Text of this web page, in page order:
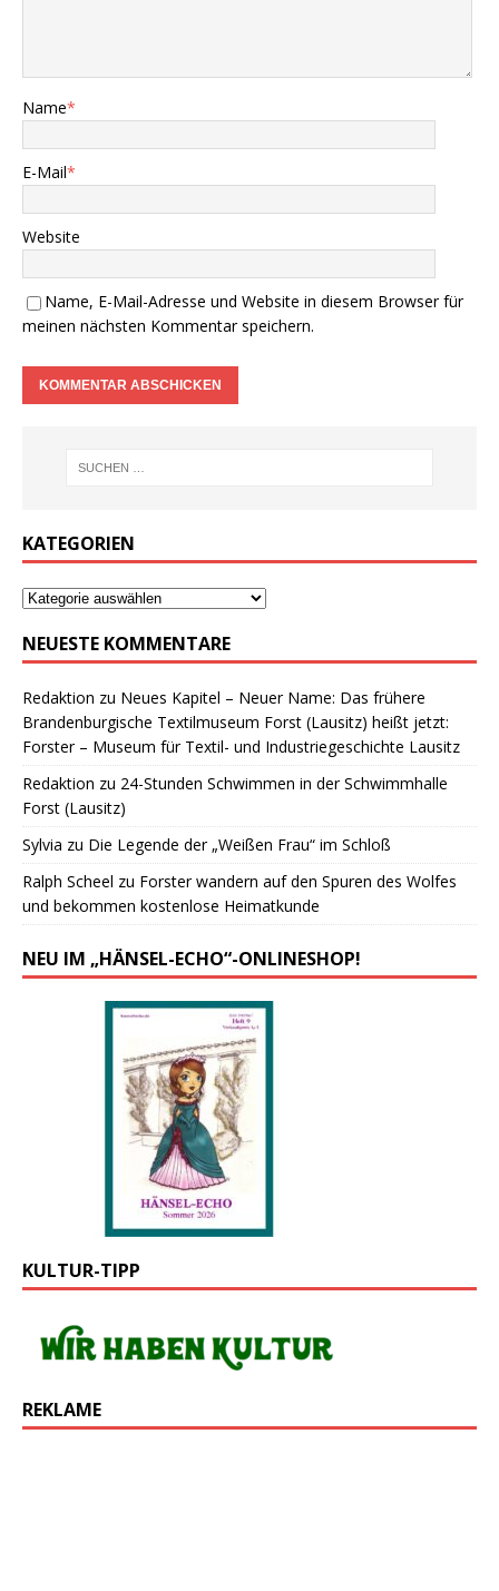
Name*
E-Mail*
Website
Name, E-Mail-Adresse und Website in diesem Browser für
meinen nächsten Kommentar speichern.
KATEGORIEN
NEUESTE KOMMENTARE
Redaktion zu Neues Kapitel – Neuer Name: Das frühere
Brandenburgische Textilmuseum Forst (Lausitz) heißt jetzt:
Forster – Museum für Textil- und Industriegeschichte Lausitz
Redaktion zu 24-Stunden Schwimmen in der Schwimmhalle
Forst (Lausitz)
Sylvia zu Die Legende der „Weißen Frau“ im Schloß
Ralph Scheel zu Forster wandern auf den Spuren des Wolfes
und bekommen kostenlose Heimatkunde
NEU IM „HÄNSEL-ECHO“-ONLINESHOP!
KULTUR-TIPP
REKLAME